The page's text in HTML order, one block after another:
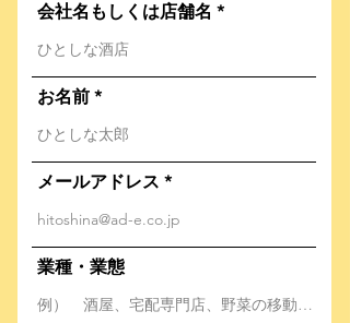
会社名もしくは店舗名
お名前
メールアドレス
業種・業態